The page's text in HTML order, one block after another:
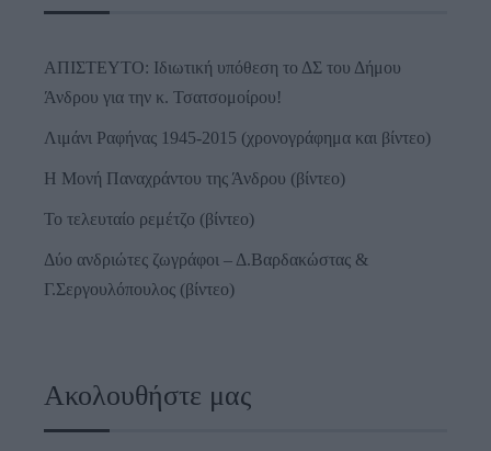
ΑΠΙΣΤΕΥΤΟ: Ιδιωτική υπόθεση το ΔΣ του Δήμου
Άνδρου για την κ. Τσατσομοίρου!
Λιμάνι Ραφήνας 1945-2015 (χρονογράφημα και βίντεο)
Η Μονή Παναχράντου της Άνδρου (βίντεο)
Το τελευταίο ρεμέτζο (βίντεο)
Δύο ανδριώτες ζωγράφοι – Δ.Βαρδακώστας &
Γ.Σεργουλόπουλος (βίντεο)
Ακολουθήστε μας